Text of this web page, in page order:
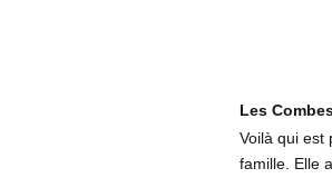
Les
Voilà qui est
famille. Elle